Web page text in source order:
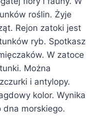
roślin. Żyje
Rejon zatoki jest
ryb. Spotkasz
W zatoce
Można
i antylopy.
kolor. Wynika
dna morskiego.